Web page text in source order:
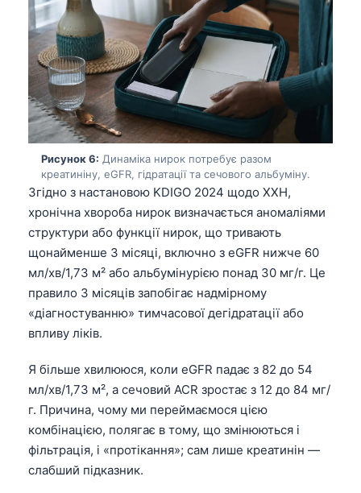
Рисунок 6: Динаміка нирок потребує разом
креатиніну, eGFR, гідратації та сечового альбуміну.
Згідно з настановою KDIGO 2024 щодо ХХН,
хронічна хвороба нирок визначається аномаліями
структури або функції нирок, що тривають
щонайменше 3 місяці, включно з eGFR нижче 60
мл/хв/1,73 м² або альбумінурією понад 30 мг/г. Це
правило 3 місяців запобігає надмірному
«діагностуванню» тимчасової дегідратації або
впливу ліків.
Я більше хвилююся, коли eGFR падає з 82 до 54
мл/хв/1,73 м², а сечовий ACR зростає з 12 до 84 мг/
г. Причина, чому ми переймаємося цією
комбінацією, полягає в тому, що змінюються і
фільтрація, і «протікання»; сам лише креатинін —
слабший підказник.
Cebuano
ئۇيغۇرچە
Кыргызча
Татар теле
Беларуская мова
Esperanto
Frysk
Ślōnskŏ gŏdka
Norsk bokmål